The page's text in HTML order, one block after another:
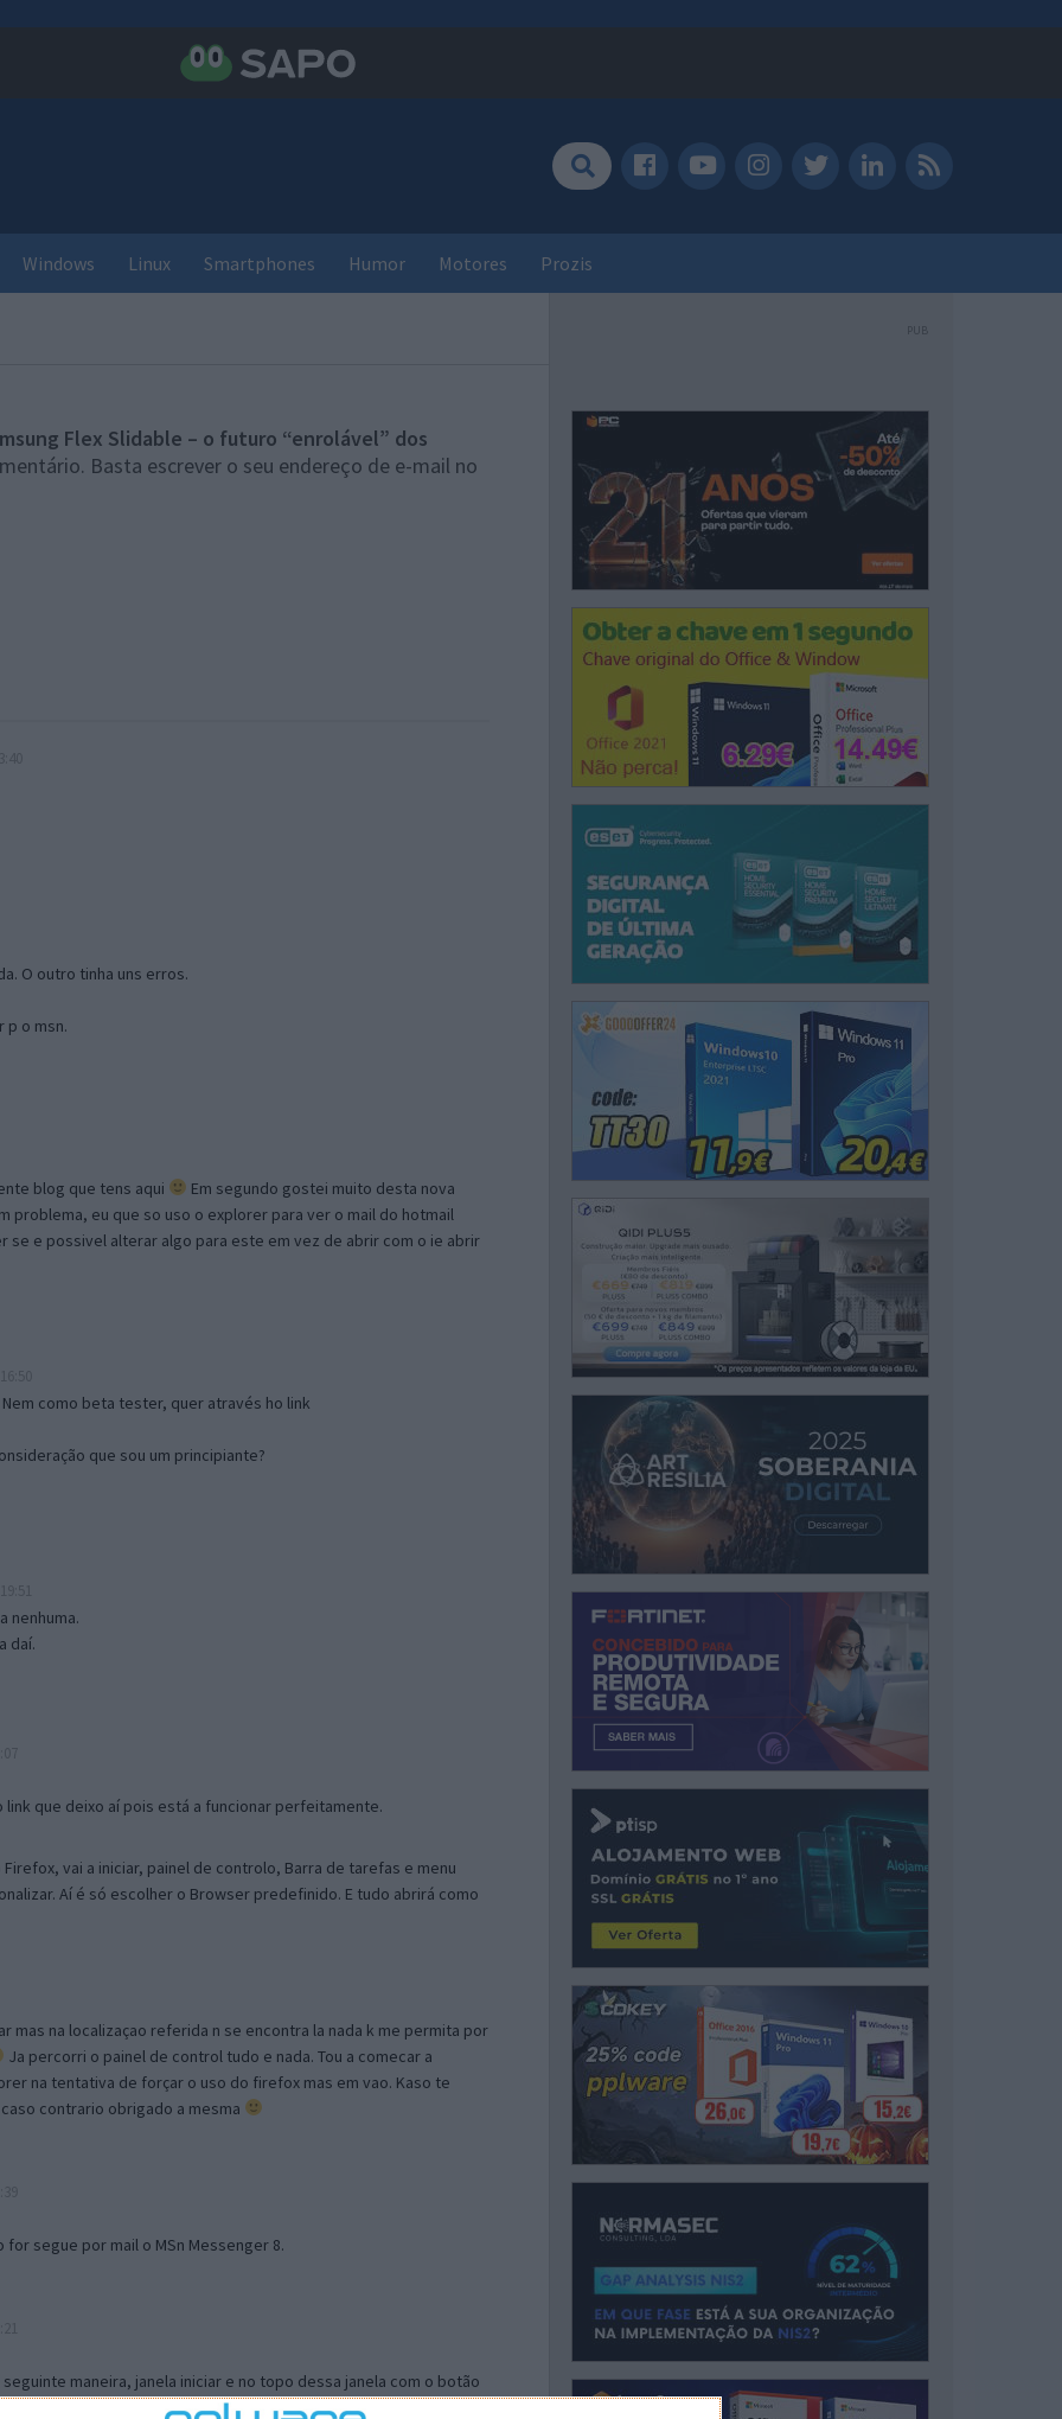
Windows Linux Smartphones Humor Motores Prozis
Flex Slidable – o futuro “enrolável” dos
Basta escrever o seu endereço de e-mail no
O outro tinha uns erros.
p o msn.
blog que tens aqui
Em segundo gostei muito desta nova
problema, eu que so uso o explorer para ver o mail do hotmail
se e possivel alterar algo para este em vez de abrir com o ie abrir
como beta tester, quer através ho link
que sou um principiante?
nenhuma.
daí.
que deixo aí pois está a funcionar perfeitamente.
vai a iniciar, painel de controlo, Barra de tarefas e menu
Aí é só escolher o Browser predefinido. E tudo abrirá como
mas na localizaçao referida n se encontra la nada k me permita por
Ja percorri o painel de control tudo e nada. Tou a comecar a
na tentativa de forçar o uso do firefox mas em vao. Kaso te
contrario obrigado a mesma
for segue por mail o MSn Messenger 8.
maneira, janela iniciar e no topo dessa janela com o botão
separador Menu ‘Iniciar’ clica no botão ‘Personalizar’ aí
PUB